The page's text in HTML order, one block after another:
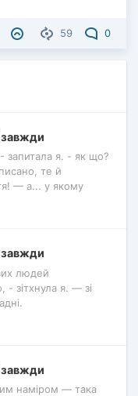
59 0
завжди
запитала я. - як що?
те й
— а... у якому
завжди
людей
- зітхнула я. — зі
завжди
наміром — така